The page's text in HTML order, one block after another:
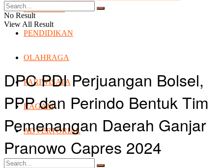
PERISTIWA
PENDIDIKAN
OLAHRAGA
PARIWISATA
RAGAM
ADVERTORIAL
No Result
View All Result
DPC PDI Perjuangan Bolsel,
PPP dan Perindo Bentuk Tim
Pemenangan Daerah Ganjar
Pranowo Capres 2024